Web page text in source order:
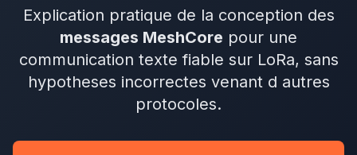
Explication pratique de la conception des
messages MeshCore pour une
communication texte fiable sur LoRa, sans
hypotheses incorrectes venant d autres
protocoles.